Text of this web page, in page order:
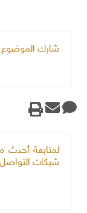
شارك الموضوع
لمتابعة أحدث
شبكات التواصل